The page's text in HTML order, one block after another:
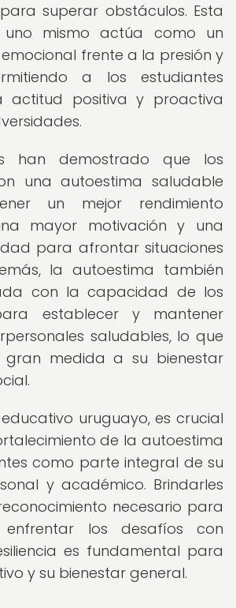
superar obstáculos. Esta
uno mismo actúa como un
frente a la presión y
a los estudiantes
actitud positiva y proactiva
han demostrado que los
una autoestima saludable
un mejor rendimiento
mayor motivación y una
para afrontar situaciones
la autoestima también
con la capacidad de los
establecer y mantener
saludables, lo que
gran medida a su bienestar
uruguayo, es crucial
de la autoestima
como parte integral de su
y académico. Brindarles
necesario para
los desafíos con
es fundamental para
y su bienestar general.